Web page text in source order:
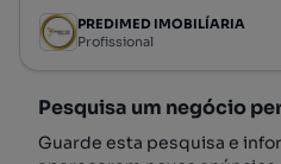
PREDIMED IMOBILÍARIA
Profissional
Pesquisa um negócio
Guarde esta pesquisa e